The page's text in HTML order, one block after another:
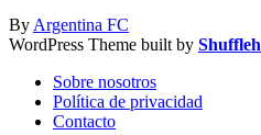
By Argentina FC
WordPress Theme built by
Sobre nosotros
Política de privacidad
Contacto